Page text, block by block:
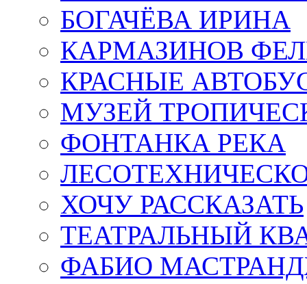
БОГАЧЁВА ИРИНА
КАРМАЗИНОВ
КРАСНЫЕ
МУЗЕЙ
ФОНТАНКА РЕКА
ХОЧУ РАССКАЗАТЬ
ТЕАТРАЛЬНЫЙ
ФАБИО